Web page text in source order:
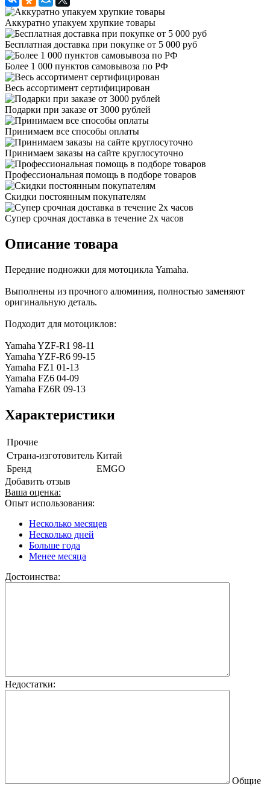
Аккуратно упакуем хрупкие товары
Бесплатная доставка при покупке от 5 000 руб
Более 1 000 пунктов самовывоза по РФ
Весь ассортимент сертифицирован
Подарки при заказе от 3000 рублей
Принимаем все способы оплаты
Принимаем заказы на сайте круглосуточно
Профессиональная помощь в подборе товаров
Скидки постоянным покупателям
Супер срочная доставка в течение 2х часов
Описание товара
Передние подножки для мотоцикла Yamaha.
Выполнены из прочного алюминия, полностью заменяют
оригинальную деталь.
Подходит для мотоциклов:
Yamaha YZF-R1 98-11
Yamaha YZF-R6 99-15
Yamaha FZ1 01-13
Yamaha FZ6 04-09
Yamaha FZ6R 09-13
Характеристики
Прочие
Страна-изготовитель Китай
Бренд
EMGO
Добавить отзыв
Ваша оценка:
Опыт использования:
Несколько месяцев
Несколько дней
Больше года
Менее месяца
Достоинства:
Недостатки:
Общие